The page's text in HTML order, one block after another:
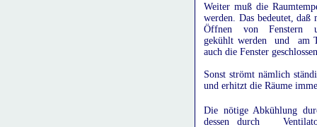
Weiter muß die
werden. Das bedeutet,
Öffnen von Fenstern
gekühlt werden und am
auch die Fenster
Sonst strömt nämlich
und erhitzt die Räume
Die nötige Abkühlung
dessen durch